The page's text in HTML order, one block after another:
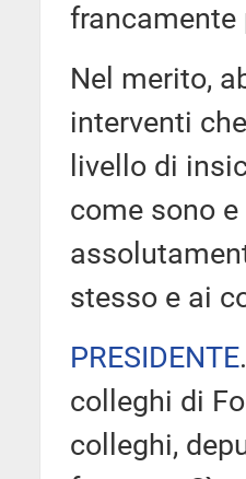
francamente
Nel merito,
interventi
livello di
come sono
stesso e ai
PRESIDENTE
colleghi di
colleghi,